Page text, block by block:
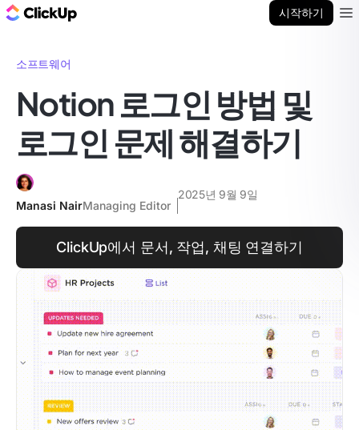
시작하기
소프트웨어
Notion 로그인 방법 및
로그인 문제 해결하기
Manasi NairManaging Editor
2025년 9월 9일
ClickUp에서 문서, 작업, 채팅 연결하기